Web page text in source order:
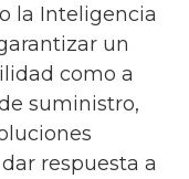
la Inteligencia
un
como a
suministro,
respuesta a